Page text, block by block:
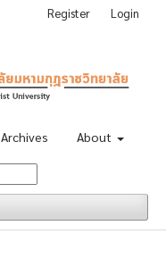
Archives About
Register Login